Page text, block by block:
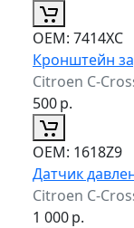
ОЕМ: 7414XC
Кронштейн
Citroen C-
500р.
ОЕМ: 1618Z9
Датчик
Citroen C-
1 000р.